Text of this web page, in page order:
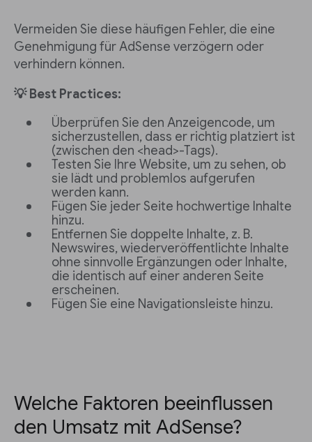
Vermeiden Sie diese häufigen Fehler, die eine
Genehmigung für AdSense verzögern oder
verhindern können.
💡 Best Practices:
Überprüfen Sie den Anzeigencode, um
sicherzustellen, dass er richtig platziert ist
(zwischen den <head>-Tags).
Testen Sie Ihre Website, um zu sehen, ob
sie lädt und problemlos aufgerufen
werden kann.
Fügen Sie jeder Seite hochwertige Inhalte
hinzu.
Entfernen Sie doppelte Inhalte, z. B.
Newswires, wiederveröffentlichte Inhalte
ohne sinnvolle Ergänzungen oder Inhalte,
die identisch auf einer anderen Seite
erscheinen.
Fügen Sie eine Navigationsleiste hinzu.
Welche Faktoren beeinflussen
den Umsatz mit AdSense?